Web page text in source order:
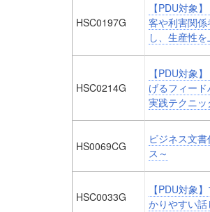
HSC0197G
【PDU対象
客や利害関
し、生産性
HSC0214G
【PDU対象
げるフィー
実践テクニッ
HS0069CG
ビジネス文
ス～
HSC0033G
【PDU対象
かりやすい